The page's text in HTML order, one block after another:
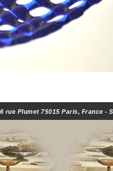
rue Plumet 75015 Paris, France -